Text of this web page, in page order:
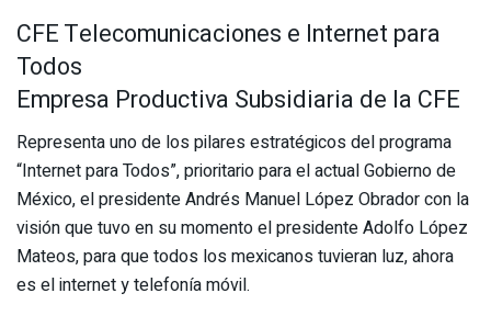
CFE Telecomunicaciones e Internet para
Todos
Empresa Productiva Subsidiaria de la CFE
Representa uno de los pilares estratégicos del programa
“Internet para Todos”, prioritario para el actual Gobierno de
México, el presidente Andrés Manuel López Obrador con la
visión que tuvo en su momento el presidente Adolfo López
Mateos, para que todos los mexicanos tuvieran luz, ahora
es el internet y telefonía móvil.